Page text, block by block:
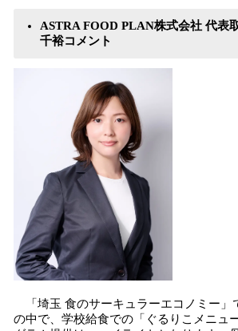
ASTRA FOOD PLAN株式会社 代
千裕コメント
「埼玉 食のサーキュラーエコノミー」
の中で、学校給食での「ぐるりこメニュ